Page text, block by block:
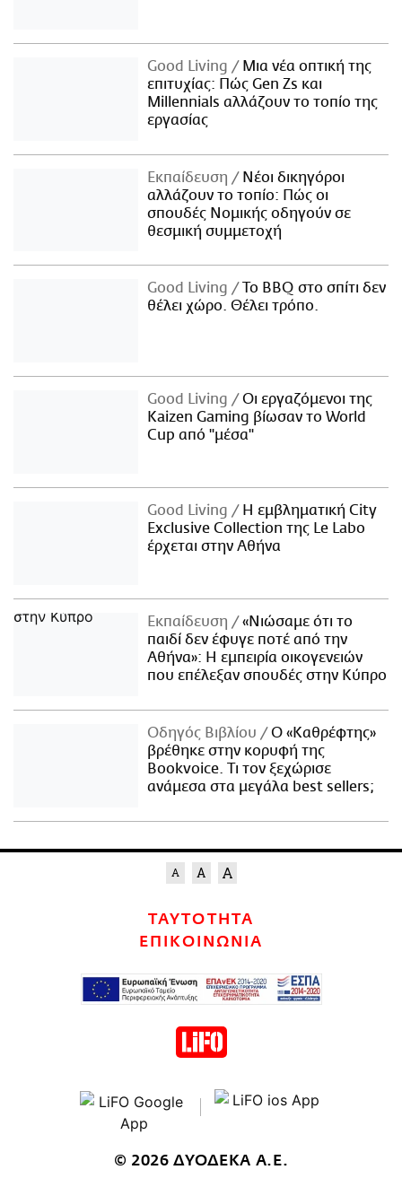
Good Living
Μια νέα οπτική της
επιτυχίας: Πώς Gen Zs και
Millennials αλλάζουν το τοπίο της
εργασίας
Εκπαίδευση
Νέοι δικηγόροι
αλλάζουν το τοπίο: Πώς οι
σπουδές Νομικής οδηγούν σε
θεσμική συμμετοχή
Good Living
Το BBQ στο σπίτι δεν
θέλει χώρο. Θέλει τρόπο.
Good Living
Οι εργαζόμενοι της
Kaizen Gaming βίωσαν το World
Cup από "μέσα"
Good Living
Η εμβληματική City
Exclusive Collection της Le Labo
έρχεται στην Αθήνα
Εκπαίδευση
«Νιώσαμε ότι το
παιδί δεν έφυγε ποτέ από την
Αθήνα»: Η εμπειρία οικογενειών
που επέλεξαν σπουδές στην Κύπρο
Οδηγός Βιβλίου
Ο «Καθρέφτης»
βρέθηκε στην κορυφή της
Bookvoice. Τι τον ξεχώρισε
ανάμεσα στα μεγάλα best sellers;
ΤΑΥΤΟΤΗΤΑ
ΕΠΙΚΟΙΝΩΝΙΑ
© 2026 ΔΥΟΔΕΚΑ Α.Ε.